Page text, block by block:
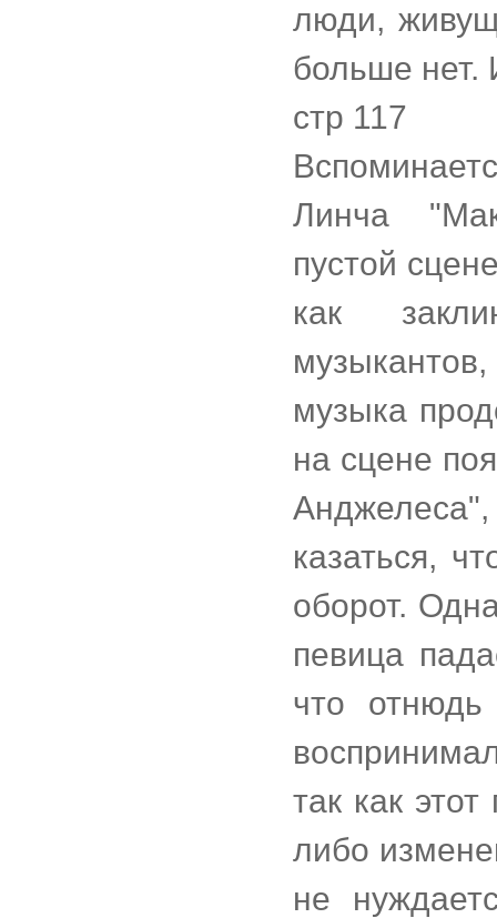
люди,
больше нет.
стр 117
Линча
пустой
как
музыка
на сцене
казаться,
оборот.
певица
что
так как
либо
не